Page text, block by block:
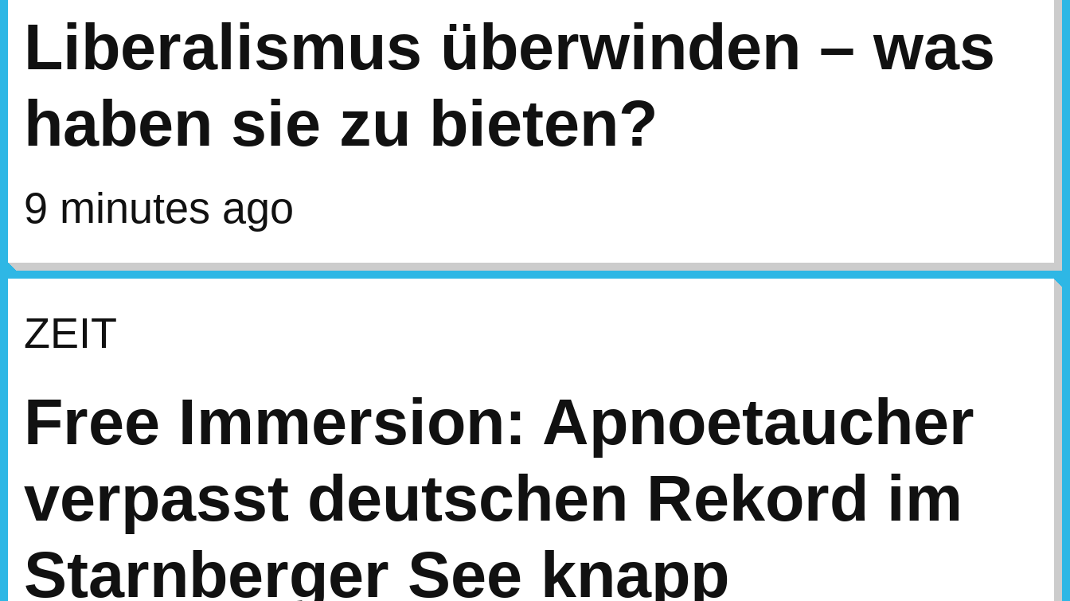
Liberalismus überwinden – was
haben sie zu bieten?
9 minutes ago
ZEIT
Free Immersion: Apnoetaucher
verpasst deutschen Rekord im
Starnberger See knapp